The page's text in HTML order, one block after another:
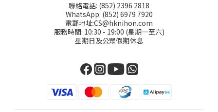
聯絡電話: (852) 2396 2818
WhatsApp: (852) 6979 7920
電郵地址:CS@hknihon.com
服務時間: 10:30 - 19:00 (星期一至六)
星期日及公眾假期休息